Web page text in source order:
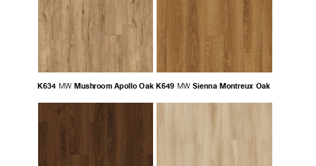
K634 MW Mushroom Apollo Oak K649 MW Sienna Montreux Oak